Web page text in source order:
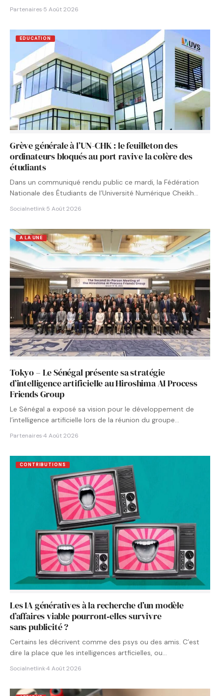
Partenaires·5 Août 2026
EDUCATION
Grève générale à l’UN-CHK : le feuilleton des
ordinateurs bloqués au port ravive la colère des
étudiants
Dans un communiqué rendu public ce mardi, la Fédération
Nationale des Étudiants de l’Université Numérique Cheikh
Socialnetlink·5 Août 2026
A LA UNE
Tokyo – Le Sénégal présente sa stratégie
d’intelligence artificielle au Hiroshima AI Process
Friends Group
Le Sénégal a exposé sa vision pour le développement de
l’intelligence artificielle lors de la réunion du groupe…
Partenaires·4 Août 2026
CONTRIBUTIONS
Les IA génératives à la recherche d’un modèle
d’affaires viable pourront‑elles survivre
sans publicité ?
Certains les décrivent comme des psys ou des amis. C’est
dire la place que les intelligences artficielles, ou…
Socialnetlink·4 Août 2026